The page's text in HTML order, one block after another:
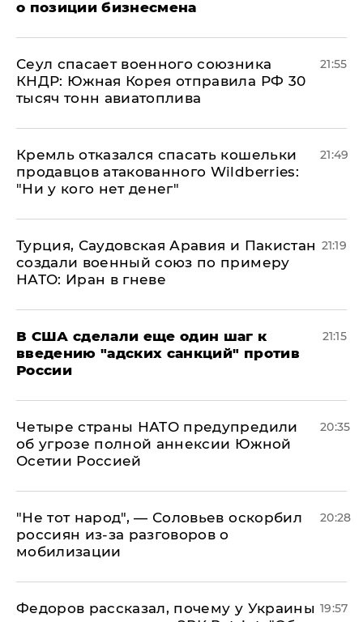
о позиции бизнесмена
​Сеул спасает военного союзника
КНДР: Южная Корея отправила РФ 30
тысяч тонн авиатоплива
21:55
Кремль отказался спасать кошельки
продавцов атакованного Wildberries:
"Ни у кого нет денег"
21:49
Турция, Саудовская Аравия и Пакистан
создали военный союз по примеру
НАТО: Иран в гневе
21:19
В США сделали еще один шаг к
введению "адских санкций" против
России
21:15
Четыре страны НАТО предупредили
об угрозе полной аннексии Южной
Осетии Россией
20:35
​"Не тот народ", — Соловьев оскорбил
россиян из-за разговоров о
мобилизации
20:28
Федоров рассказал, почему у Украины 19:57